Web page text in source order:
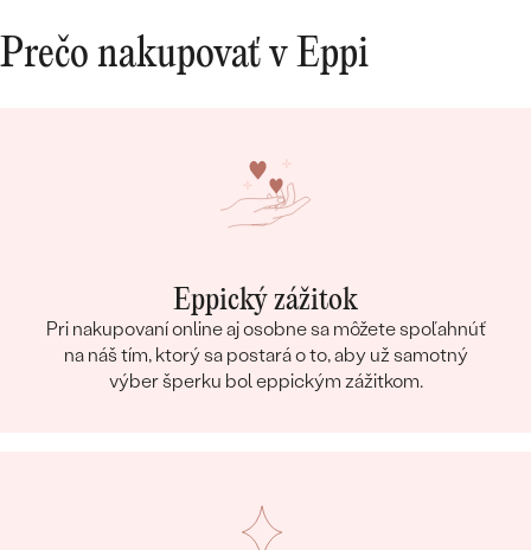
Prečo nakupovať v Eppi
Eppický zážitok
Pri nakupovaní online aj osobne sa môžete spoľahnúť
na náš tím, ktorý sa postará o to, aby už samotný
výber šperku bol eppickým zážitkom.